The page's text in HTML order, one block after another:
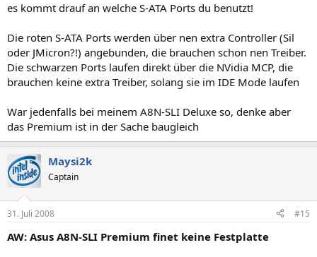
es kommt drauf an welche S-ATA Ports du benutzt!
Die roten S-ATA Ports werden über nen extra Controller (Sil
oder JMicron?!) angebunden, die brauchen schon nen Treiber.
Die schwarzen Ports laufen direkt über die NVidia MCP, die
brauchen keine extra Treiber, solang sie im IDE Mode laufen
War jedenfalls bei meinem A8N-SLI Deluxe so, denke aber
das Premium ist in der Sache baugleich
Maysi2k
Captain
31. Juli 2008 #15
AW: Asus A8N-SLI Premium finet keine Festplatte